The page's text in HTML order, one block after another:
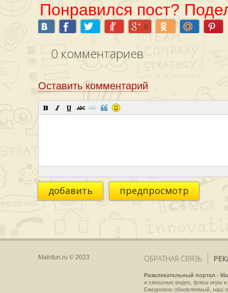
Понравился пост?
0
0 комментариев
Оставить комментарий
добавить предпросмотр
Mainfun.ru © 2023 ОБРАТНАЯ СВЯЗЬ
Развлекательный портал -
и смешные видео, флеш игры и
Ежедневно обновляемый, наш